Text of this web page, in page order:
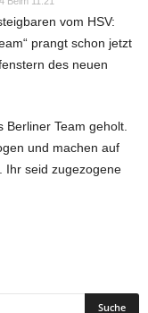
vom HSV:
prangt schon jetzt
des neuen
Team geholt.
und machen auf
Ihr seid zugezogene